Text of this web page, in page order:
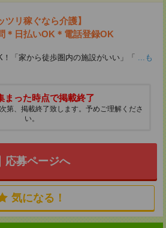
ツリ稼ぐなら介護】
＊日払いOK＊電話登録OK
「家から徒歩圏内の施設がいい」「 ...も
まった時点で掲載終了
第、掲載終了致します。予めご理解くださ
い。
応募ページへ
気になる！